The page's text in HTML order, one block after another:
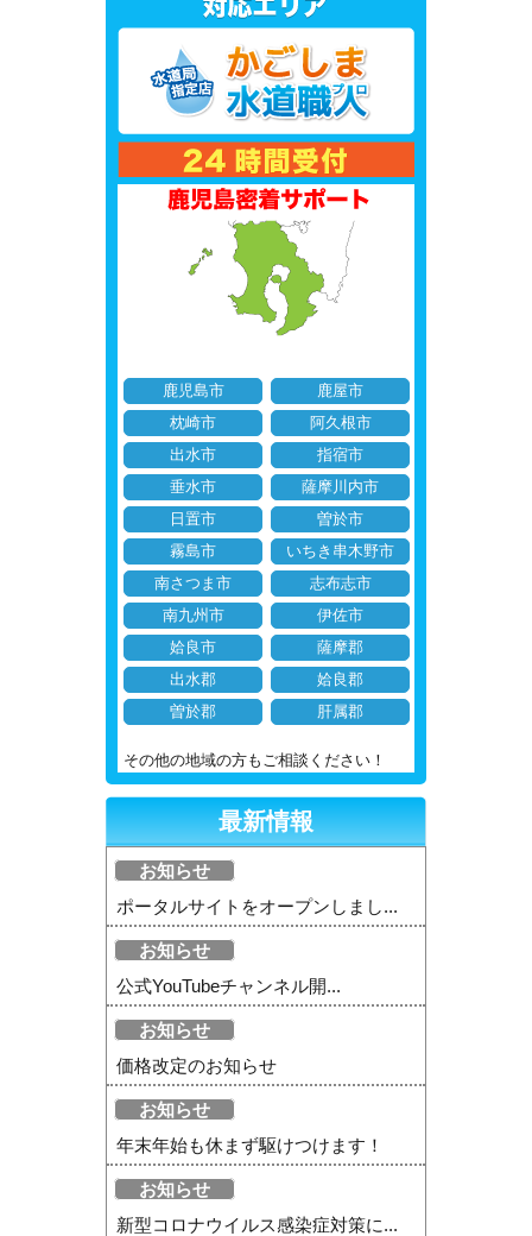
鹿児島市
鹿屋市
枕崎市
阿久根市
出水市
指宿市
垂水市
薩摩川内市
日置市
曽於市
霧島市
いちき串木野市
南さつま市
志布志市
南九州市
伊佐市
姶良市
薩摩郡
出水郡
姶良郡
曽於郡
肝属郡
その他の地域の方もご相談ください！
最新情報
お知らせ
ポータルサイトをオープンしまし...
お知らせ
公式YouTubeチャンネル開...
お知らせ
価格改定のお知らせ
お知らせ
年末年始も休まず駆けつけます！
お知らせ
新型コロナウイルス感染症対策に...